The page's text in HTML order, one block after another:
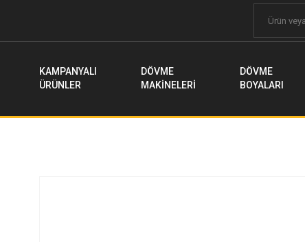
KAMPANYALI
ÜRÜNLER
DÖVME
MAKİNELERİ
DÖVME
BOYALARI